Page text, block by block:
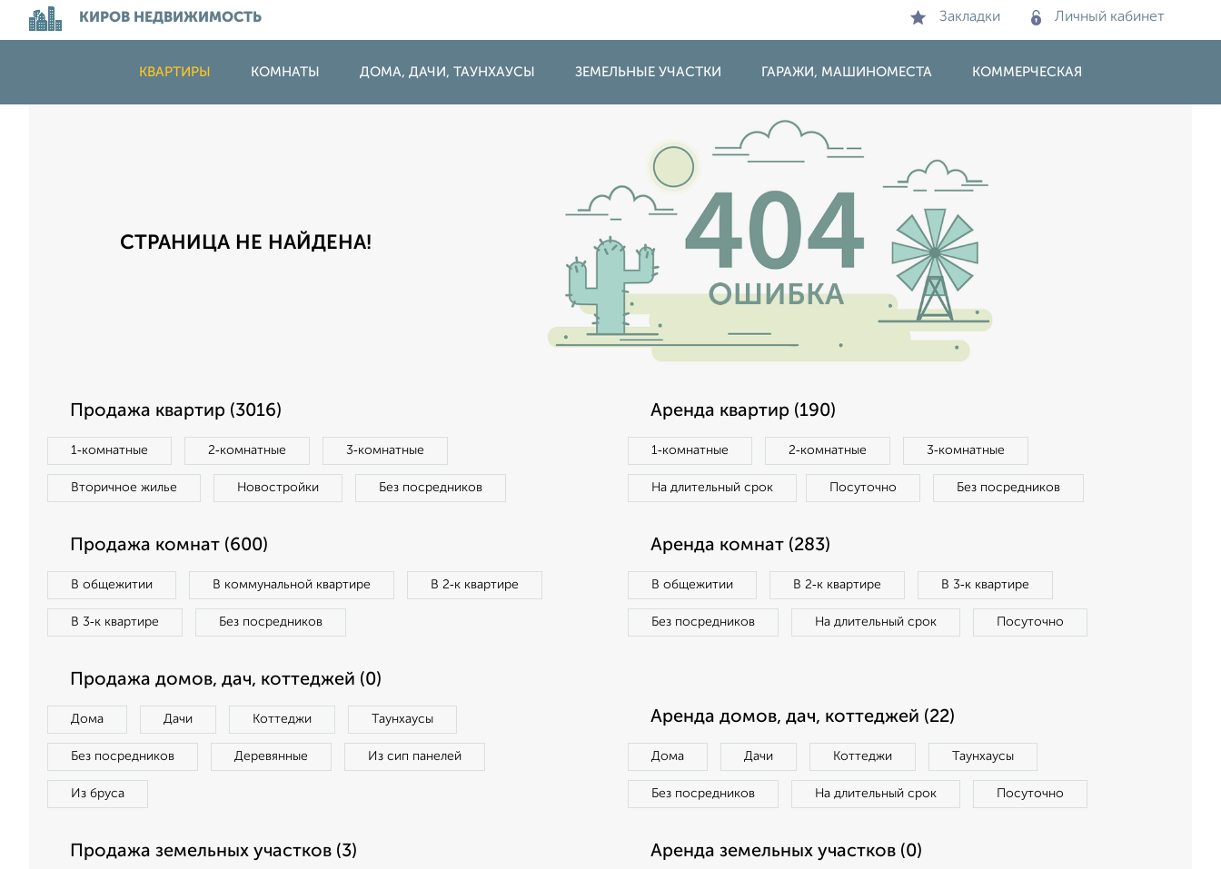
КИРОВ НЕДВИЖИМОСТЬ Закладки Личный кабинет
КВАРТИРЫ КОМНАТЫ ДОМА, ДАЧИ, ТАУНХАУСЫ ЗЕМЕЛЬНЫЕ УЧАСТКИ ГАРАЖИ, МАШИНОМЕСТА КОММЕРЧЕСКАЯ
СТРАНИЦА НЕ НАЙДЕНА!
Продажа квартир (3016)
1‑комнатные 2‑комнатные 3‑комнатные
Вторичное жилье Новостройки Без посредников
Аренда квартир (190)
1‑комнатные 2‑комнатные 3‑комнатные
На длительный срок Посуточно Без посредников
Продажа комнат (600)
В общежитии В коммунальной квартире В 2‑к квартире
В 3‑к квартире Без посредников
Аренда комнат (283)
В общежитии В 2‑к квартире В 3‑к квартире
Без посредников На длительный срок Посуточно
Продажа домов, дач, коттеджей (0)
Дома Дачи Коттеджи Таунхаусы
Без посредников Деревянные Из сип панелей
Из бруса
Аренда домов, дач, коттеджей (22)
Дома Дачи Коттеджи Таунхаусы
Без посредников На длительный срок Посуточно
Продажа земельных участков (3) Аренда земельных участков (0)